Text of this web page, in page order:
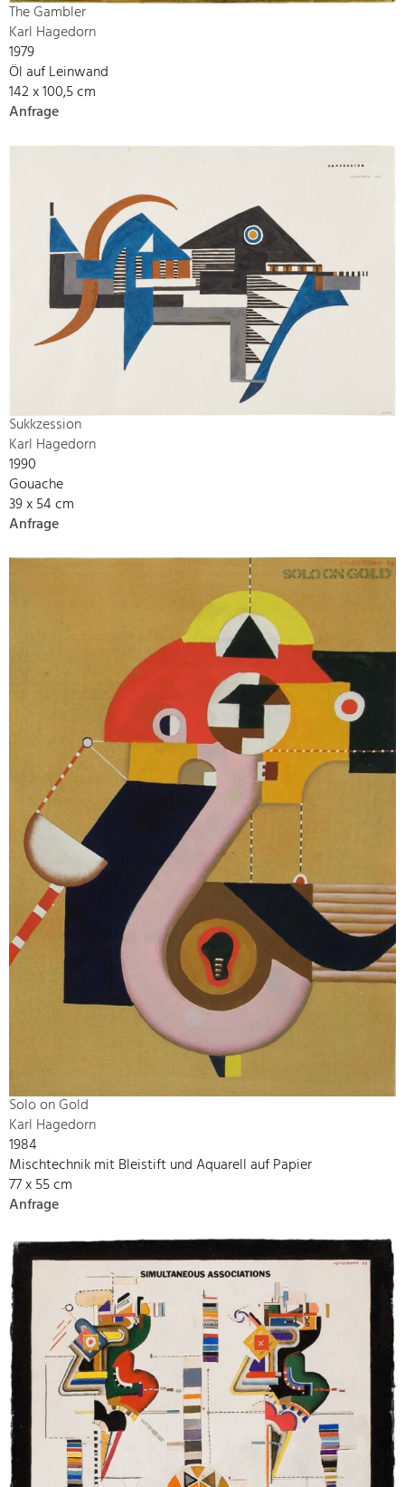
The Gambler
Karl Hagedorn
1979
Öl auf Leinwand
142 x 100,5 cm
Anfrage
Sukkzession
Karl Hagedorn
1990
Gouache
39 x 54 cm
Anfrage
Solo on Gold
Karl Hagedorn
1984
Mischtechnik mit Bleistift und Aquarell auf Papier
77 x 55 cm
Anfrage